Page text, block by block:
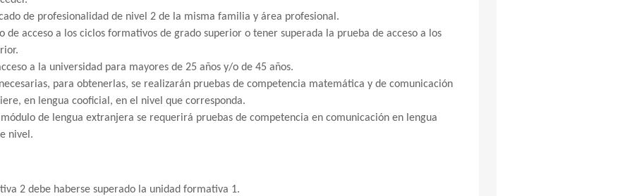
de profesionalidad de nivel 2 de la misma familia y área profesional.
acceso a los ciclos formativos de grado superior o tener superada la prueba de acceso a los
a la universidad para mayores de 25 años y/o de 45 años.
para obtenerlas, se realizarán pruebas de competencia matemática y de comunicación
en lengua cooficial, en el nivel que corresponda.
de lengua extranjera se requerirá pruebas de competencia en comunicación en lengua
nivel.
2 debe haberse superado la unidad formativa 1.